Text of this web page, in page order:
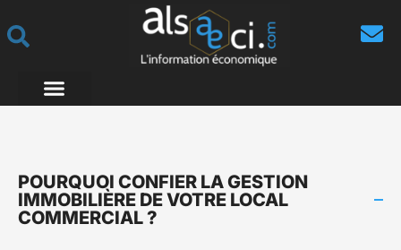
POURQUOI CONFIER LA GESTION
IMMOBILIÈRE DE VOTRE LOCAL
COMMERCIAL ?